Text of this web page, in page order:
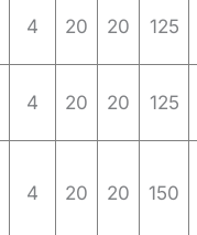
4 20 20 125
4 20 20 125
4 20 20 150